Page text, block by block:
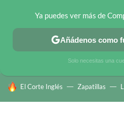
CHOLLOS TELEGRAM
HOY SE HABLA DE
El Corte Inglés Zapatillas
Ya puedes ver más de
Añádenos como
Solo necesitas una